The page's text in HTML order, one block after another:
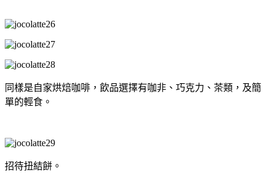
同樣是自家烘焙咖啡，飲品選擇有咖非、巧克力、茶類，及簡
單的輕食。
招待扭結餅。